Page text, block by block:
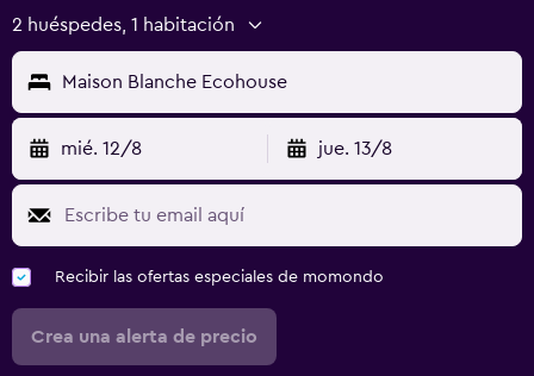
2 huéspedes, 1 habitación
Maison Blanche Ecohouse
mié. 12/8 jue. 13/8
Recibir las ofertas especiales de momondo
Crea una alerta de precio